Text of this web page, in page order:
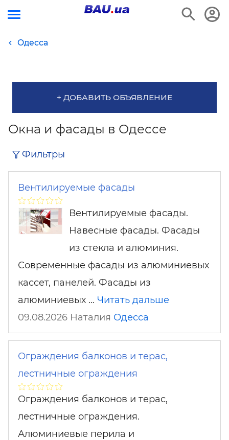
Одесса
+ ДОБАВИТЬ ОБЪЯВЛЕНИЕ
Окна и фасады в Одессе
Фильтры
Вентилируемые фасады
Вентилируемые фасады.
Навесные фасады. Фасады
из стекла и алюминия.
Современные фасады из алюминиевых
кассет, панелей. Фасады из
алюминиевых … Читать дальше
09.08.2026 Наталия Одесса
Ограждения балконов и терас,
лестничные ограждения
Ограждения балконов и терас,
лестничные ограждения.
Алюминиевые перила и